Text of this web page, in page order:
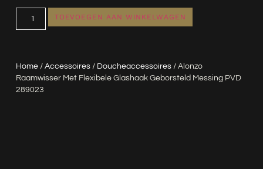
Home/ Accessoires/ Doucheaccessoires/ Alonzo
Raamwisser Met Flexibele Glashaak Geborsteld Messing PVD
289023
TOEVOEGEN AAN WINKELWAGEN